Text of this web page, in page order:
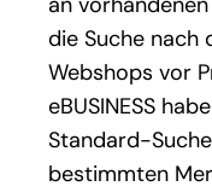
die Suche nach
Webshops vor
eBUSINESS
Standard-
bestimmten